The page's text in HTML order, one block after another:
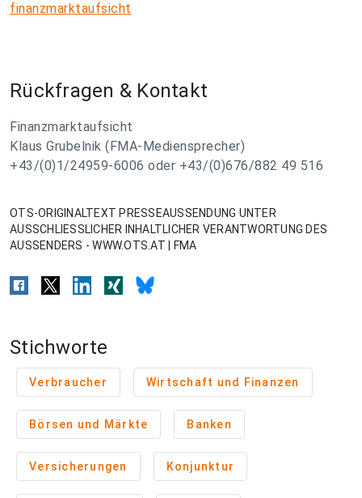
finanzmarktaufsicht
Rückfragen & Kontakt
Finanzmarktaufsicht
Klaus Grubelnik (FMA-Mediensprecher)
+43/(0)1/24959-6006 oder +43/(0)676/882 49 516
OTS-ORIGINALTEXT PRESSEAUSSENDUNG UNTER
AUSSCHLIESSLICHER INHALTLICHER VERANTWORTUNG DES
AUSSENDERS - WWW.OTS.AT | FMA
Stichworte
Verbraucher Wirtschaft und Finanzen
Börsen und Märkte Banken
Versicherungen Konjunktur